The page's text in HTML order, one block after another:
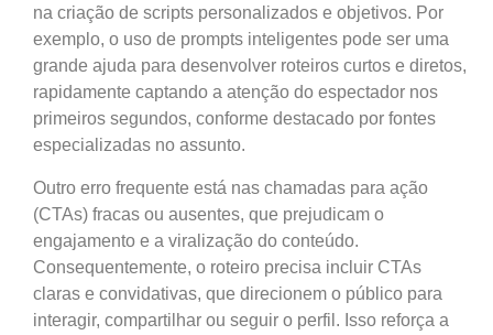
na criação de scripts personalizados e objetivos. Por
exemplo, o uso de prompts inteligentes pode ser uma
grande ajuda para desenvolver roteiros curtos e diretos,
rapidamente captando a atenção do espectador nos
primeiros segundos, conforme destacado por fontes
especializadas no assunto.
Outro erro frequente está nas chamadas para ação
(CTAs) fracas ou ausentes, que prejudicam o
engajamento e a viralização do conteúdo.
Consequentemente, o roteiro precisa incluir CTAs
claras e convidativas, que direcionem o público para
interagir, compartilhar ou seguir o perfil. Isso reforça a